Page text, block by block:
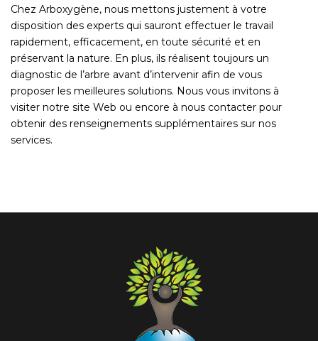
Chez Arboxygène, nous mettons justement à votre
disposition des experts qui sauront effectuer le travail
rapidement, efficacement, en toute sécurité et en
préservant la nature. En plus, ils réalisent toujours un
diagnostic de l’arbre avant d’intervenir afin de vous
proposer les meilleures solutions. Nous vous invitons à
visiter notre site Web ou encore à nous contacter pour
obtenir des renseignements supplémentaires sur nos
services.